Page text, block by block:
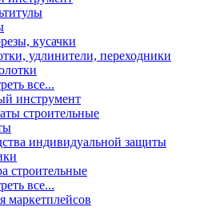
кусачки
удлинители, переходники
все...
инструмент
строительные
индивидуальной защиты
строительные
все...
маркетплейсов